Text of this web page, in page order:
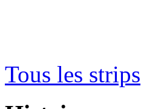
Tous les strips